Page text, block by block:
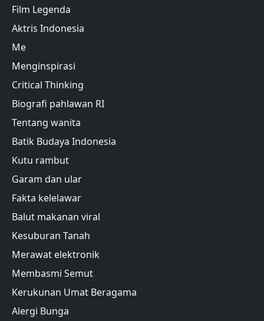
Film Legenda
Aktris Indonesia
Me
Menginspirasi
Critical Thinking
Biografi pahlawan RI
Tentang wanita
Batik Budaya Indonesia
Kutu rambut
Garam dan ular
Fakta kelelawar
Balut makanan viral
Kesuburan Tanah
Merawat elektronik
Membasmi Semut
Kerukunan Umat Beragama
Alergi Bunga